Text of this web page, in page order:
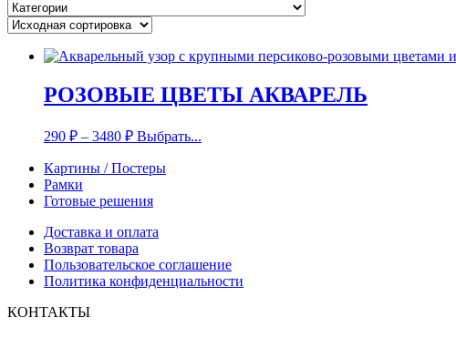
РОЗОВЫЕ ЦВЕТЫ АКВАРЕЛЬ
290 ₽ – 3480 ₽ Выбрать...
Картины / Постеры
Рамки
Готовые решения
Доставка и оплата
Возврат товара
Пользовательское соглашение
Политика конфиденциальности
КОНТАКТЫ